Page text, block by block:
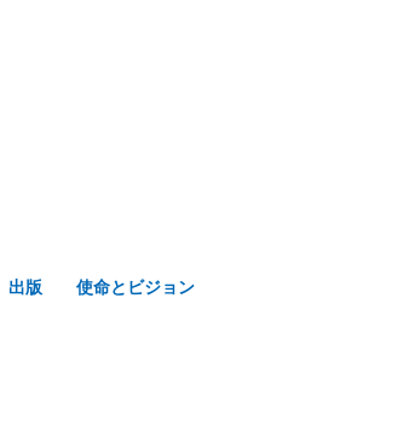
出版 使命とビジョン